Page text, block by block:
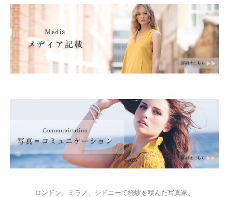
ロンドン、ミラノ、シドニーで経験を積んだ写真家、